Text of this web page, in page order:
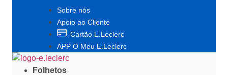
Sobre nós
Apoio ao Cliente
Cartão E.Leclerc
APP O Meu E.Leclerc
Folhetos